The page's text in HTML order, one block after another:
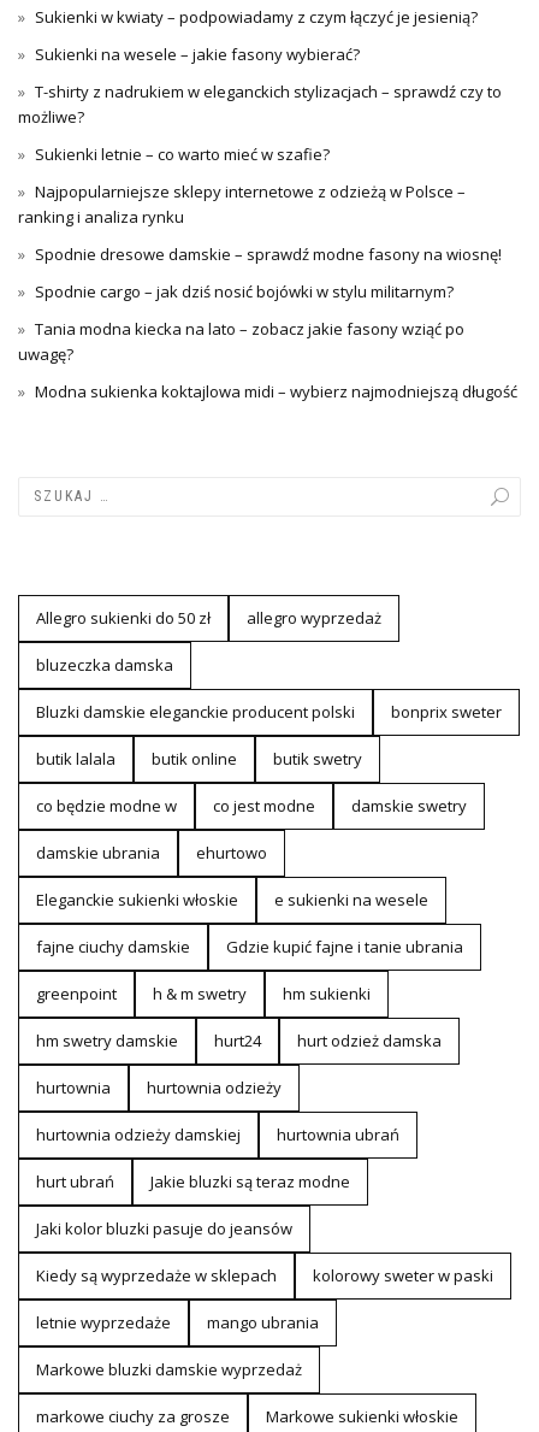
Sukienki w kwiaty – podpowiadamy z czym łączyć je jesienią?
Sukienki na wesele – jakie fasony wybierać?
T-shirty z nadrukiem w eleganckich stylizacjach – sprawdź czy to
możliwe?
Sukienki letnie – co warto mieć w szafie?
Najpopularniejsze sklepy internetowe z odzieżą w Polsce –
ranking i analiza rynku
Spodnie dresowe damskie – sprawdź modne fasony na wiosnę!
Spodnie cargo – jak dziś nosić bojówki w stylu militarnym?
Tania modna kiecka na lato – zobacz jakie fasony wziąć po
uwagę?
Modna sukienka koktajlowa midi – wybierz najmodniejszą długość
Allegro sukienki do 50 zł allegro wyprzedaż
bluzeczka damska
Bluzki damskie eleganckie producent polski bonprix sweter
butik lalala butik online butik swetry
co będzie modne w co jest modne damskie swetry
damskie ubrania ehurtowo
Eleganckie sukienki włoskie e sukienki na wesele
fajne ciuchy damskie Gdzie kupić fajne i tanie ubrania
greenpoint h & m swetry hm sukienki
hm swetry damskie hurt24 hurt odzież damska
hurtownia hurtownia odzieży
hurtownia odzieży damskiej hurtownia ubrań
hurt ubrań Jakie bluzki są teraz modne
Jaki kolor bluzki pasuje do jeansów
Kiedy są wyprzedaże w sklepach kolorowy sweter w paski
letnie wyprzedaże mango ubrania
Markowe bluzki damskie wyprzedaż
markowe ciuchy za grosze Markowe sukienki włoskie